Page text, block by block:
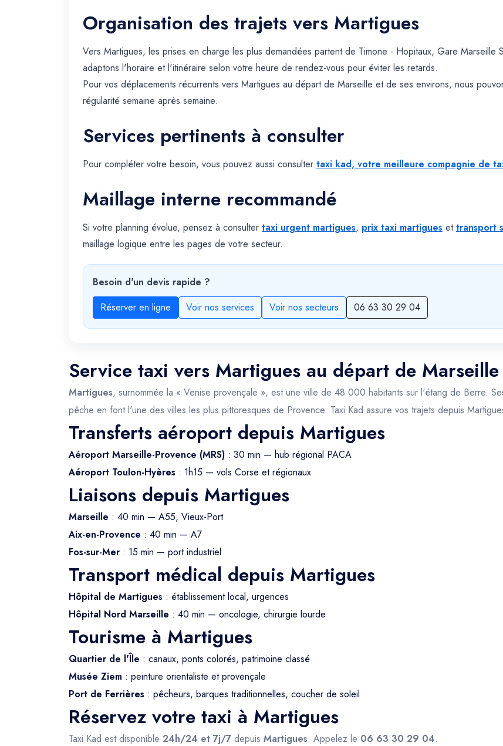
Organisation des trajets vers Martigues
Vers Martigues, les prises en charge les plus demandées partent de Timone - Hopitaux, Gare Marseille
adaptons l'horaire et l'itinéraire selon votre heure de rendez-vous pour éviter les retards.
Pour vos déplacements récurrents vers Martigues au départ de Marseille et de ses environs, nous
régularité semaine après semaine.
Services pertinents à consulter
Pour compléter votre besoin, vous pouvez aussi consulter taxi kad, votre meilleure compagnie de
Maillage interne recommandé
Si votre planning évolue, pensez à consulter taxi urgent martigues, prix taxi martigues ettransport
maillage logique entre les pages de votre secteur.
Besoin d'un devis rapide ?
Réserver en ligne
Voir nos services Voir nos secteurs 06 63 30 29 04
Service taxi vers Martigues au départ de
Martigues, surnommée la « Venise provençale », est une ville de 48 000 habitants sur l'étang de Berre.
pêche en font l'une des villes les plus pittoresques de Provence. Taxi Kad assure vos trajets depuis
Transferts aéroport depuis Martigues
Aéroport Marseille-Provence (MRS) : 30 min — hub régional PACA
Aéroport Toulon-Hyères : 1h15 — vols Corse et régionaux
Liaisons depuis Martigues
Marseille : 40 min — A55, Vieux-Port
Aix-en-Provence : 40 min — A7
Fos-sur-Mer : 15 min — port industriel
Transport médical depuis Martigues
Hôpital de Martigues : établissement local, urgences
Hôpital Nord Marseille : 40 min — oncologie, chirurgie lourde
Tourisme à Martigues
Quartier de l'Île : canaux, ponts colorés, patrimoine classé
Musée Ziem : peinture orientaliste et provençale
Port de Ferrières : pêcheurs, barques traditionnelles, coucher de soleil
Réservez votre taxi à Martigues
Taxi Kad est disponible 24h/24 et 7j/7 depuis Martigues. Appelez le 06 63 30 29 04.